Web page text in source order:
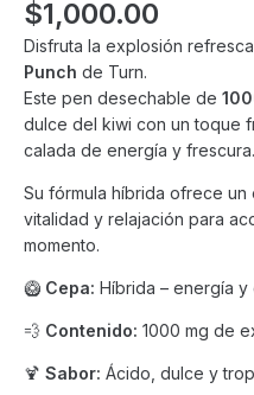
$1,000.00
Disfruta la explosión
Punch de Turn.
Este pen desechable de
dulce del kiwi con un toque
calada de energía y frescura.
Su fórmula híbrida ofrece
vitalidad y relajación para
momento.
🥝 Cepa: Híbrida – energía y
💨 Contenido: 1000 mg de
🍹 Sabor: Ácido, dulce y